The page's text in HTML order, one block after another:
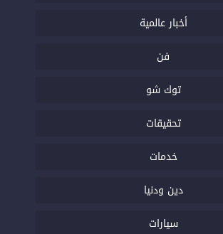
أخبار عالمية
فن
توك شو
تحقيقات
خدمات
دين ودنيا
سيارات